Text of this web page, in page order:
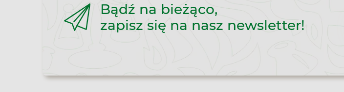
Bądź na bieżąco,
zapisz się na nasz newsletter!